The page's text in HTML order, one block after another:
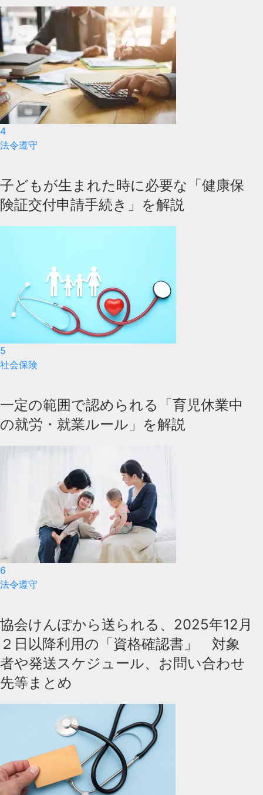
4
法令遵守
子どもが生まれた時に必要な「健康保
険証交付申請手続き」を解説
5
社会保険
一定の範囲で認められる「育児休業中
の就労・就業ルール」を解説
6
法令遵守
協会けんぽから送られる、2025年12月
２日以降利用の「資格確認書」 対象
者や発送スケジュール、お問い合わせ
先等まとめ